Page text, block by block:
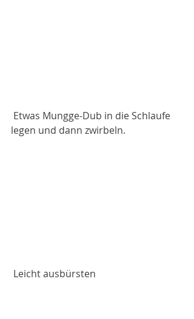
legen und dann zwirbeln.
Leicht ausbürsten